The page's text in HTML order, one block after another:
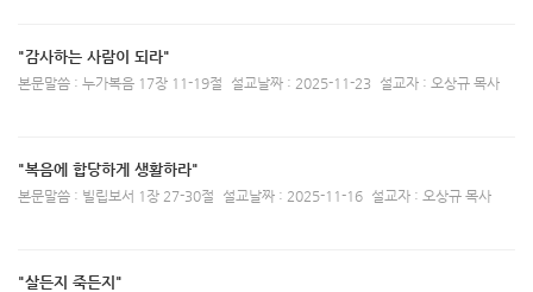
"감사하는 사람이 되라"
본문말씀 : 누가복음 17장 11-19절 설교날짜 : 2025-11-23 설교자 : 오상규 목사
"복음에 합당하게 생활하라"
본문말씀 : 빌립보서 1장 27-30절 설교날짜 : 2025-11-16 설교자 : 오상규 목사
"살든지 죽든지"